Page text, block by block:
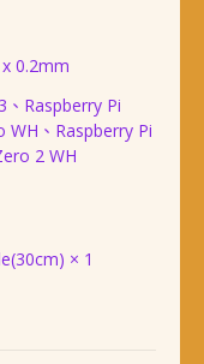
0.2mm
、Raspberry Pi
WH、Raspberry Pi
2 WH
× 1